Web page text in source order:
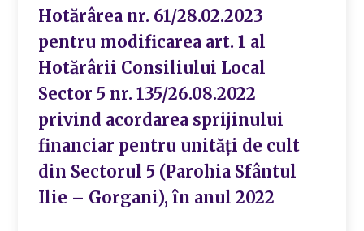
Hotărârea nr. 61/28.02.2023
pentru modificarea art. 1 al
Hotărârii Consiliului Local
Sector 5 nr. 135/26.08.2022
privind acordarea sprijinului
financiar pentru unități de cult
din Sectorul 5 (Parohia Sfântul
Ilie – Gorgani), în anul 2022